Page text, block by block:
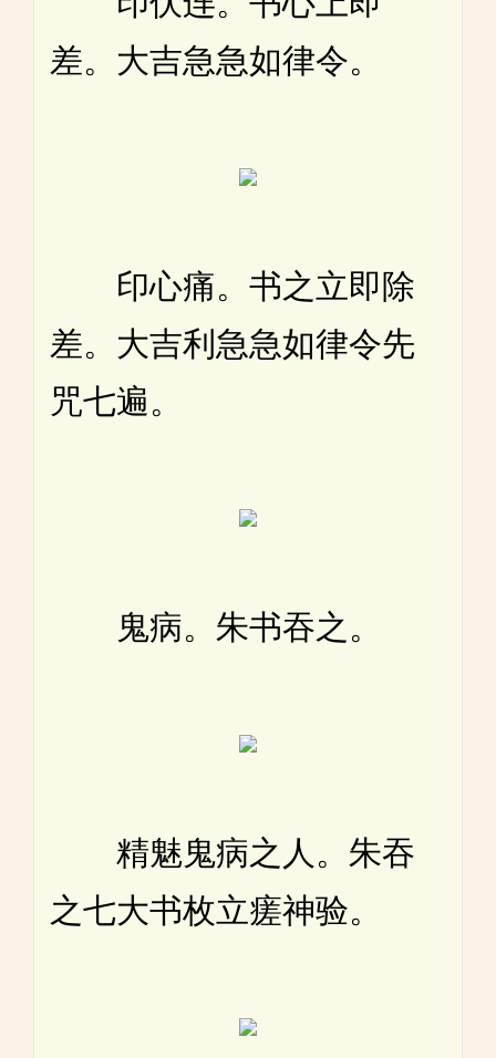
差。大吉急急如律令。
印心痛。书之立即除
差。大吉利急急如律令先
咒七遍。
鬼病。朱书吞之。
精魅鬼病之人。朱吞
之七大书枚立瘥神验。